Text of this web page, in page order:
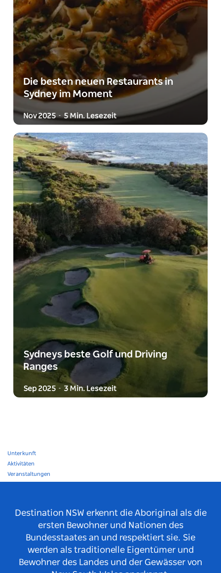
Die besten neuen Restaurants in
Sydney im Moment
Nov 2025 - 5 Min. Lesezeit
Sydneys beste Golf und Driving
Ranges
Sep 2025 - 3 Min. Lesezeit
Unterkunft
Aktivitäten
Veranstaltungen
Destination NSW erkennt die Aboriginal als die
ersten Bewohner und Nationen des
Bundesstaates an und respektiert sie. Sie
werden als traditionelle Eigentümer und
Bewohner des Landes und der Gewässer von